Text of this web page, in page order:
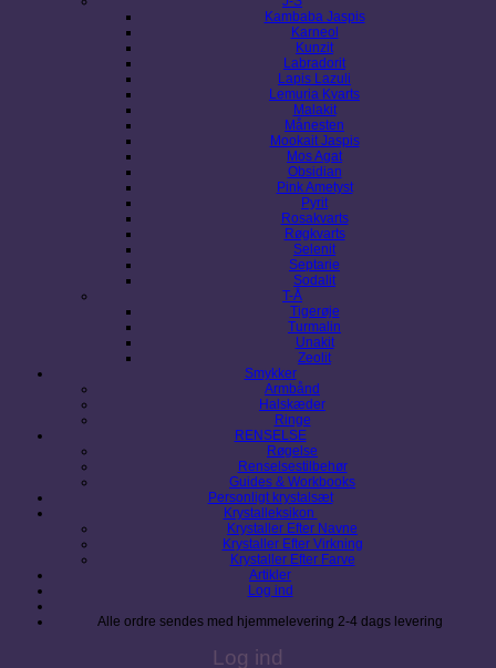
Kambaba Jaspis
Karneol
Kunzit
Labradorit
Lapis Lazuli
Lemuria Kvarts
Malakit
Månesten
Mookait Jaspis
Mos Agat
Obsidian
Pink Ametyst
Pyrit
Rosakvarts
Røgkvarts
Selenit
Septarie
Sodalit
T-Å
Tigerøje
Turmalin
Unakit
Zeolit
Smykker
Armbånd
Halskæder
Ringe
RENSELSE
Røgelse
Renselsestilbehør
Guides & Workbooks
Personligt krystalsæt
Krystalleksikon
Krystaller Efter Navne
Krystaller Efter Virkning
Krystaller Efter Farve
Artikler
Log ind
Alle ordre sendes med hjemmelevering 2-4 dags levering
Log ind